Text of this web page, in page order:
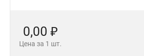
0,00 ₽
Цена за 1 шт.